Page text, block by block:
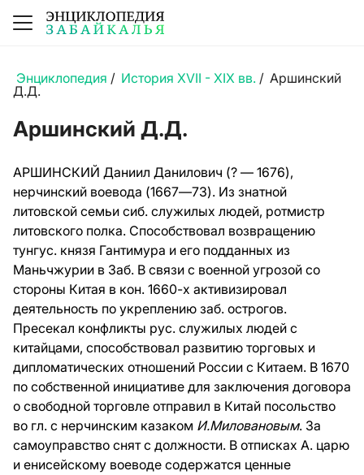
Энциклопедия / История XVII - XIX вв. / Аршинский
Д.Д.
Аршинский Д.Д.
АРШИНСКИЙ Даниил Данилович (? — 1676),
нерчинский воевода (1667—73). Из знатной
литовской семьи сиб. служилых людей, ротмистр
литовского полка. Способствовал возвращению
тунгус. князя Гантимура и его подданных из
Маньчжурии в Заб. В связи с военной угрозой со
стороны Китая в кон. 1660-х активизировал
деятельность по укреплению заб. острогов.
Пресекал конфликты рус. служилых людей с
китайцами, способствовал развитию торговых и
дипломатических отношений России с Китаем. В 1670
по собственной инициативе для заключения договора
о свободной торговле отправил в Китай посольство
во гл. с нерчинским казаком И.Миловановым. За
самоуправство снят с должности. В отписках А. царю
и енисейскому воеводе содержатся ценные